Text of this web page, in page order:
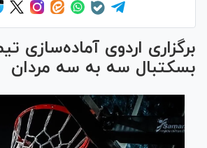
برگزاری اردوی آماده‌سازی
بسکتبال سه به سه مردان